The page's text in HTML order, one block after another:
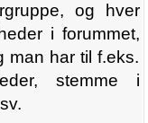
og hver
i forummet,
man har til f.eks.
stemme i